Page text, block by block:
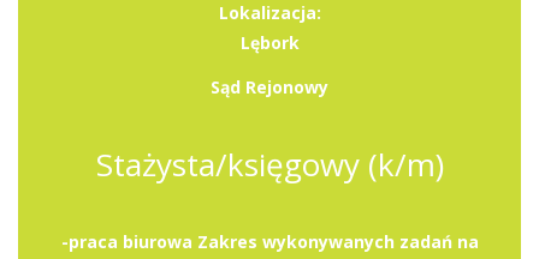
Lokalizacja:
Lębork
Sąd Rejonowy
Stażysta/księgowy (k/m)
-praca biurowa Zakres wykonywanych zadań na